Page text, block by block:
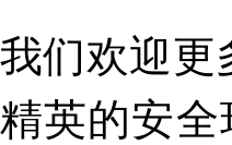
我们欢迎更
精英的安